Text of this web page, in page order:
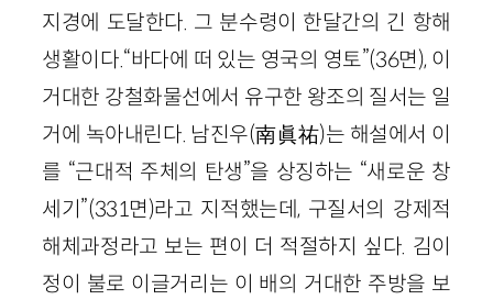
지경에 도달한다. 그 분수령이 한달간의 긴 항해
생활이다.“바다에 떠 있는 영국의 영토”(36면), 이
거대한 강철화물선에서 유구한 왕조의 질서는 일
거에 녹아내린다. 남진우(南眞祐)는 해설에서 이
를 “근대적 주체의 탄생”을 상징하는 “새로운 창
세기”(331면)라고 지적했는데, 구질서의 강제적
해체과정라고 보는 편이 더 적절하지 싶다. 김이
정이 불로 이글거리는 이 배의 거대한 주방을 보